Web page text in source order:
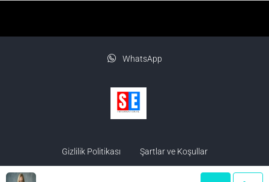
WhatsApp
Gizlilik Politikası Şartlar ve Koşullar